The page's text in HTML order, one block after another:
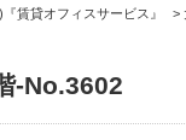
賃貸オフィスサービス』
-No.3602